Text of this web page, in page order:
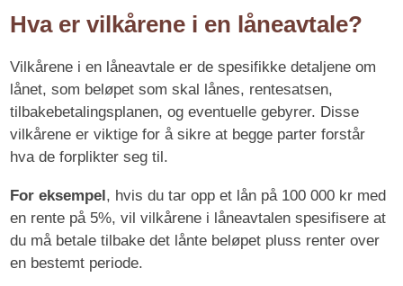
Hva er vilkårene i en låneavtale?
Vilkårene i en låneavtale er de spesifikke detaljene om
lånet, som beløpet som skal lånes, rentesatsen,
tilbakebetalingsplanen, og eventuelle gebyrer. Disse
vilkårene er viktige for å sikre at begge parter forstår
hva de forplikter seg til.
For eksempel, hvis du tar opp et lån på 100 000 kr med
en rente på 5%, vil vilkårene i låneavtalen spesifisere at
du må betale tilbake det lånte beløpet pluss renter over
en bestemt periode.